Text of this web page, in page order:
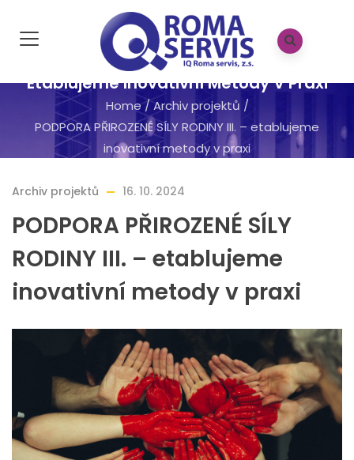
PODPORA PŘIROZENÉ SÍLY RODINY III. –
Etablujeme Inovativní Metody V Praxi
Home/ Archiv projektů /
PODPORA PŘIROZENÉ SÍLY RODINY III. – etablujeme
inovativní metody v praxi
Archiv projektů 16. 10. 2024
PODPORA PŘIROZENÉ SÍLY
RODINY III. – etablujeme
inovativní metody v praxi